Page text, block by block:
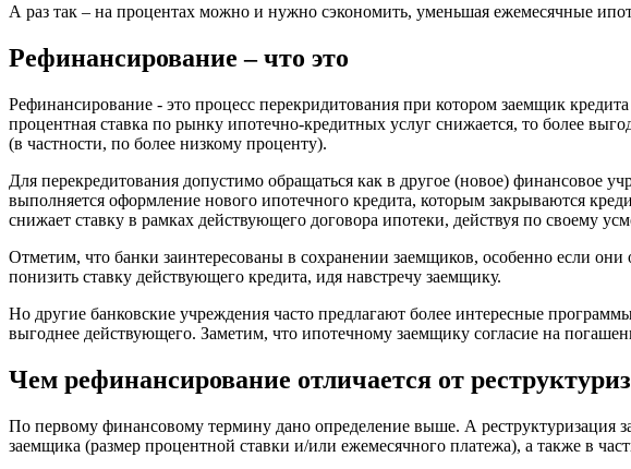
А раз так – на процентах можно и нужно сэкономить, уменьшая ежемесячные
Рефинансирование – что это
Рефинансирование - это процесс перекридитования при котором заемщик
процентная ставка по рынку ипотечно-кредитных услуг снижается, то более
(в частности, по более низкому проценту).
Для перекредитования допустимо обращаться как в другое (новое) финансовое
выполняется оформление нового ипотечного кредита, которым закрываются
снижает ставку в рамках действующего договора ипотеки, действуя по своему
Отметим, что банки заинтересованы в сохранении заемщиков, особенно если
понизить ставку действующего кредита, идя навстречу заемщику.
Но другие банковские учреждения часто предлагают более интересные
выгоднее действующего. Заметим, что ипотечному заемщику согласие на
Чем рефинансирование отличается от
По первому финансовому термину дано определение выше. А реструктуризация
заемщика (размер процентной ставки и/или ежемесячного платежа), а также в